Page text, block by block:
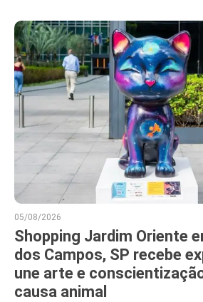
05/08/2026
Shopping Jardim Oriente
dos Campos, SP recebe
une arte e
causa animal